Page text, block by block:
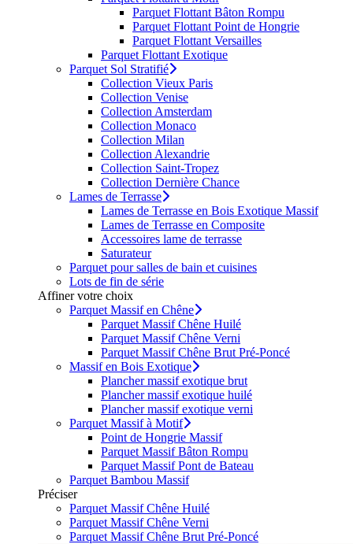
Parquet Flottant Bâton Rompu
Parquet Flottant Point de Hongrie
Parquet Flottant Versailles
Parquet Flottant Exotique
Parquet Sol Stratifié
Collection Vieux Paris
Collection Venise
Collection Amsterdam
Collection Monaco
Collection Milan
Collection Alexandrie
Collection Saint-Tropez
Collection Dernière Chance
Lames de Terrasse
Lames de Terrasse en Bois Exotique Massif
Lames de Terrasse en Composite
Accessoires lame de terrasse
Saturateur
Parquet pour salles de bain et cuisines
Lots de fin de série
Affiner votre choix
Parquet Massif en Chêne
Parquet Massif Chêne Huilé
Parquet Massif Chêne Verni
Parquet Massif Chêne Brut Pré-Poncé
Massif en Bois Exotique
Plancher massif exotique brut
Plancher massif exotique huilé
Plancher massif exotique verni
Parquet Massif à Motif
Point de Hongrie Massif
Parquet Massif Bâton Rompu
Parquet Massif Pont de Bateau
Parquet Bambou Massif
Préciser
Parquet Massif Chêne Huilé
Parquet Massif Chêne Verni
Parquet Massif Chêne Brut Pré-Poncé